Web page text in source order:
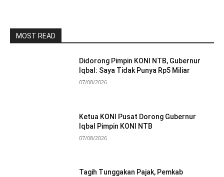
MOST READ
Didorong Pimpin KONI NTB, Gubernur
Iqbal: Saya Tidak Punya Rp5 Miliar
07/08/2026
Ketua KONI Pusat Dorong Gubernur
Iqbal Pimpin KONI NTB
07/08/2026
Tagih Tunggakan Pajak, Pemkab